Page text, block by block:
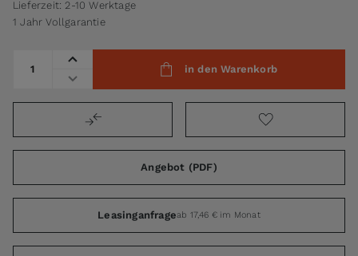
Lieferzeit: 2-10 Werktage
1 Jahr Vollgarantie
in den Warenkorb
Angebot (PDF)
Leasinganfrageab 17,46 € im Monat